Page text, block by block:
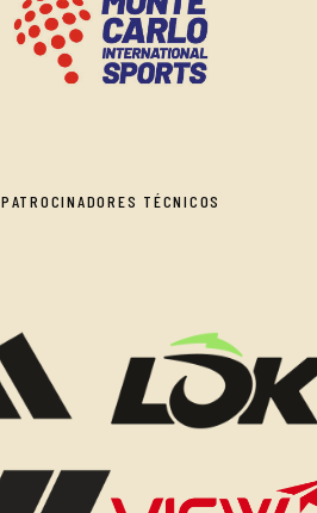
PATROCINADORES TÉCNICOS